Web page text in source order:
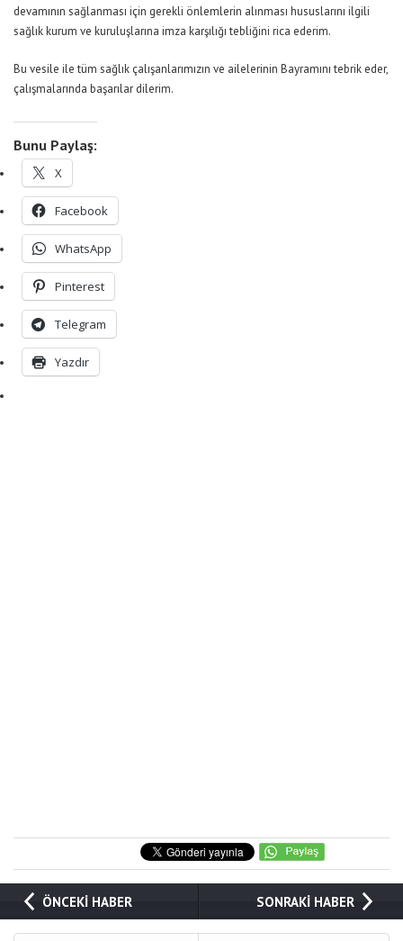
devamının sağlanması için gerekli önlemlerin alınması hususlarını ilgili
sağlık kurum ve kuruluşlarına imza karşılığı tebliğini rica ederim.
Bu vesile ile tüm sağlık çalışanlarımızın ve ailelerinin Bayramını tebrik eder,
çalışmalarında başarılar dilerim.
Bunu Paylaş:
X
Facebook
WhatsApp
Pinterest
Telegram
Yazdır
ÖNCEKİ HABER SONRAKİ HABER